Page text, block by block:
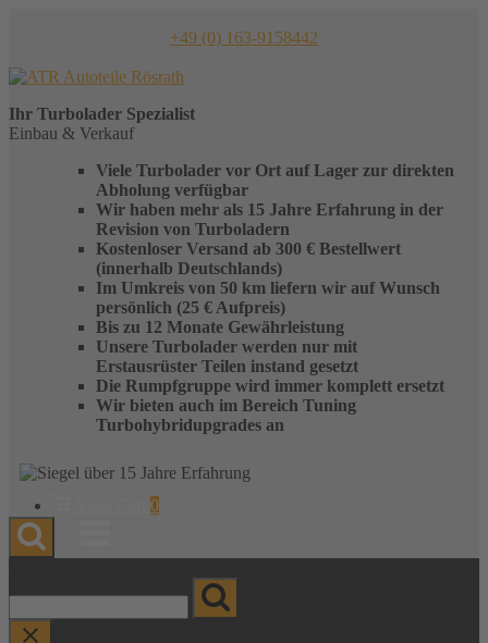
+49 (0) 163-9158442
Ihr Turbolader Spezialist
Einbau & Verkauf
Viele Turbolader vor Ort auf Lager zur direkten
Abholung verfügbar
Wir haben mehr als 15 Jahre Erfahrung in der
Revision von Turboladern
Kostenloser Versand ab 300 € Bestellwert
(innerhalb Deutschlands)
Im Umkreis von 50 km liefern wir auf Wunsch
persönlich (25 € Aufpreis)
Bis zu 12 Monate Gewährleistung
Unsere Turbolader werden nur mit
Erstausrüster Teilen instand gesetzt
Die Rumpfgruppe wird immer komplett ersetzt
Wir bieten auch im Bereich Tuning
Turbohybridupgrades an
anzeigen
0